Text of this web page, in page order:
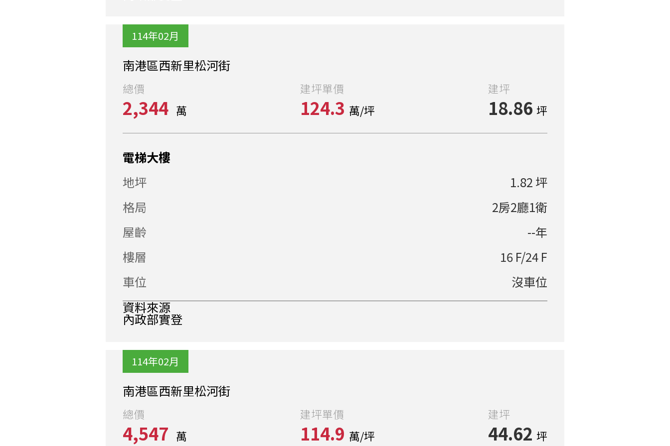
114年02月
南港區西新里松河街
總價
2,344 萬
建坪單價
124.3 萬/坪
建坪
18.86 坪
電梯大樓
地坪
1.82 坪
格局
2房2廳1衛
屋齡
--年
樓層
16 F/24 F
車位
沒車位
資料來源
內政部實登
114年02月
南港區西新里松河街
總價
4,547 萬
建坪單價
114.9 萬/坪
建坪
44.62 坪